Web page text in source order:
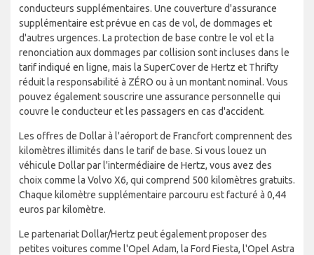
conducteurs supplémentaires. Une couverture d'assurance
supplémentaire est prévue en cas de vol, de dommages et
d'autres urgences. La protection de base contre le vol et la
renonciation aux dommages par collision sont incluses dans le
tarif indiqué en ligne, mais la SuperCover de Hertz et Thrifty
réduit la responsabilité à ZÉRO ou à un montant nominal. Vous
pouvez également souscrire une assurance personnelle qui
couvre le conducteur et les passagers en cas d'accident.
Les offres de Dollar à l'aéroport de Francfort comprennent des
kilomètres illimités dans le tarif de base. Si vous louez un
véhicule Dollar par l'intermédiaire de Hertz, vous avez des
choix comme la Volvo X6, qui comprend 500 kilomètres gratuits.
Chaque kilomètre supplémentaire parcouru est facturé à 0,44
euros par kilomètre.
Le partenariat Dollar/Hertz peut également proposer des
petites voitures comme l'Opel Adam, la Ford Fiesta, l'Opel Astra